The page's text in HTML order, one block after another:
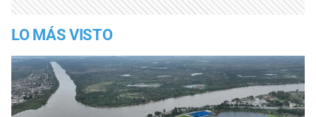
LO MÁS VISTO